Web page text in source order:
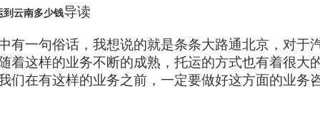
到云南多少钱导读
有一句俗话，我想说的就是条条大路通北京，对于
着这样的业务不断的成熟，托运的方式也有着很大
们在有这样的业务之前，一定要做好这方面的业务